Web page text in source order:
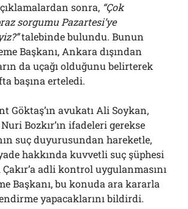
sonra, “Çok
sorgumu Pazartesi’ye
talebinde bulundu. Bunun
Başkanı, Ankara dışından
da uçağı olduğunu belirterek
başına erteledi.
Göktaş’ın avukatı Ali Soykan,
Bozkır’ın ifadeleri gerekse
suç duyurusundan hareketle,
hakkında kuvvetli suç şüphesi
adli kontrol uygulanmasını
Başkanı, bu konuda ara kararla
yapacaklarını bildirdi.